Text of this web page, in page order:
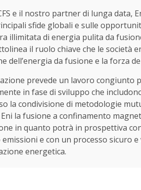
e il nostro partner di lunga data,
sfide globali e sulle
illimitata di energia pulita da
il ruolo chiave che le società
dell’energia da fusione e la forza
prevede un lavoro congiunto
in fase di sviluppo che
la condivisione di metodologie
la fusione a confinamento
in quanto potrà in prospettiva
e con un processo sicuro
energetica.